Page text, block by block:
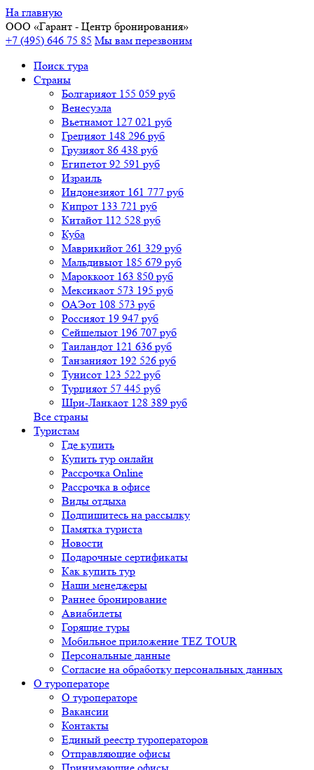
На главную
ООО «Гарант - Центр бронирования»
+7 (495) 646 75 85 Мы вам перезвоним
Поиск тура
Cтраны
Болгарияот 155 059 руб
Венесуэла
Вьетнамот 127 021 руб
Грецияот 148 296 руб
Грузияот 86 438 руб
Египетот 92 591 руб
Израиль
Индонезияот 161 777 руб
Кипрот 133 721 руб
Китайот 112 528 руб
Куба
Маврикийот 261 329 руб
Мальдивыот 185 679 руб
Мароккоот 163 850 руб
Мексикаот 573 195 руб
ОАЭот 108 573 руб
Россияот 19 947 руб
Сейшелыот 196 707 руб
Таиландот 121 636 руб
Танзанияот 192 526 руб
Тунисот 123 522 руб
Турцияот 57 445 руб
Шри-Ланкаот 128 389 руб
Все страны
Туристам
Где купить
Купить тур онлайн
Рассрочка Online
Рассрочка в офисе
Виды отдыха
Подпишитесь на рассылку
Памятка туриста
Новости
Подарочные сертификаты
Как купить тур
Наши менеджеры
Раннее бронирование
Авиабилеты
Горящие туры
Мобильное приложение TEZ TOUR
Персональные данные
Согласие на обработку персональных данных
О туроператоре
О туроператоре
Вакансии
Контакты
Единый реестр туроператоров
Отправляющие офисы